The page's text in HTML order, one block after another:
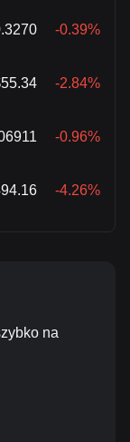
-0.39%
-2.84%
-0.96%
-4.26%
na